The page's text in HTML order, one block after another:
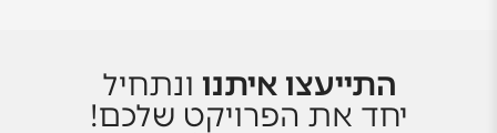
התייעצו איתנו ונתחיל
יחד את הפרויקט שלכם!